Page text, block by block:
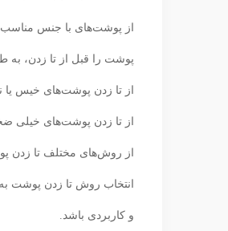
از پوشت‌های با جنس مناسب
پوشت را قبل از تا زدن، به
از تا زدن پوشت‌های خیس یا
از تا زدن پوشت‌های خیلی
از روش‌های مختلف تا زدن
انتخاب روش تا زدن پوشت
و کاربردی باشد.